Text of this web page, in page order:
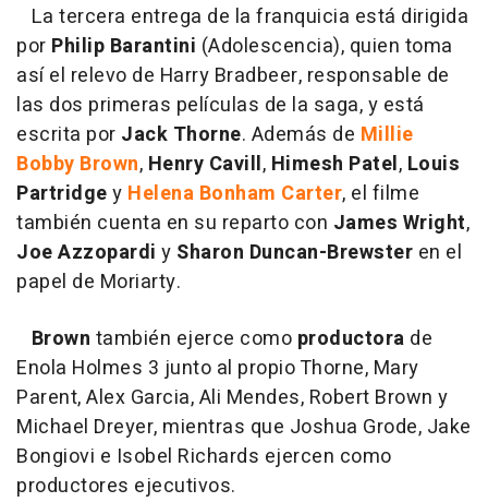
La tercera entrega de la franquicia está dirigida
por Philip Barantini (Adolescencia), quien toma
así el relevo de Harry Bradbeer, responsable de
las dos primeras películas de la saga, y está
escrita por Jack Thorne. Además de Millie
Bobby Brown, Henry Cavill, Himesh Patel, Louis
Partridgey Helena Bonham Carter, el filme
también cuenta en su reparto con James Wright,
Joe Azzopardi y Sharon Duncan-Brewster en el
papel de Moriarty.
Brown también ejerce como productora de
Enola Holmes 3 junto al propio Thorne, Mary
Parent, Alex Garcia, Ali Mendes, Robert Brown y
Michael Dreyer, mientras que Joshua Grode, Jake
Bongiovi e Isobel Richards ejercen como
productores ejecutivos.